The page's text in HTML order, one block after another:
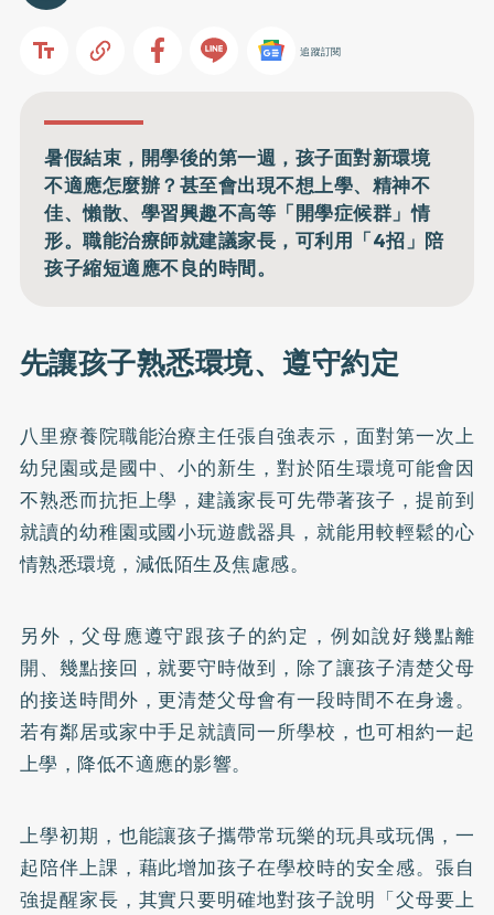
追蹤訂閱
暑假結束，開學後的第一週，孩子面對新環境
不適應怎麼辦？甚至會出現不想上學、精神不
佳、懶散、學習興趣不高等「開學症候群」情
形。職能治療師就建議家長，可利用「4招」陪
孩子縮短適應不良的時間。
先讓孩子熟悉環境、遵守約定
八里療養院職能治療主任張自強表示，面對第一次上
幼兒園或是國中、小的新生，對於陌生環境可能會因
不熟悉而抗拒上學，建議家長可先帶著孩子，提前到
就讀的幼稚園或國小玩遊戲器具，就能用較輕鬆的心
情熟悉環境，減低陌生及焦慮感。
另外，父母應遵守跟孩子的約定，例如說好幾點離
開、幾點接回，就要守時做到，除了讓孩子清楚父母
的接送時間外，更清楚父母會有一段時間不在身邊。
若有鄰居或家中手足就讀同一所學校，也可相約一起
上學，降低不適應的影響。
上學初期，也能讓孩子攜帶常玩樂的玩具或玩偶，一
起陪伴上課，藉此增加孩子在學校時的安全感。張自
強提醒家長，其實只要明確地對孩子說明「父母要上